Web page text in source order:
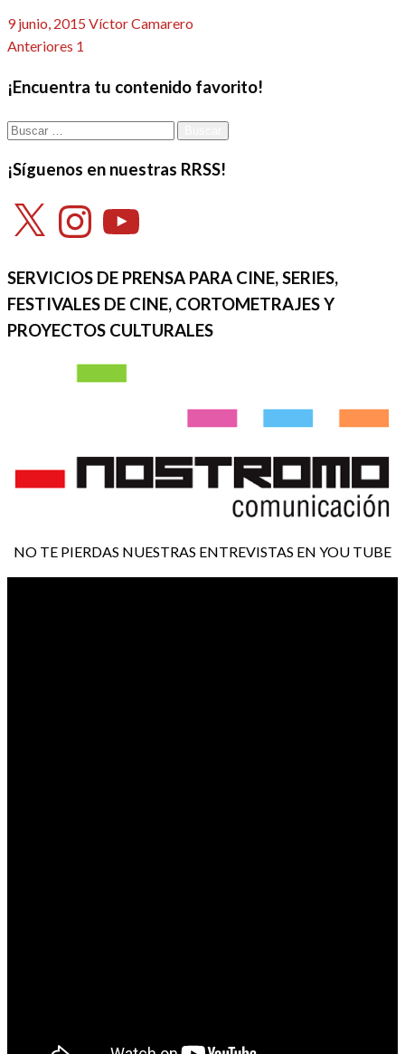
Publicado
el
9 junio, 2015Víctor Camarero
Paginación
de
entradas
Anteriores 1
¡Encuentra tu contenido favorito!
Buscar:
¡Síguenos en nuestras RRSS!
X InstagramYouTube
SERVICIOS DE PRENSA PARA CINE, SERIES,
FESTIVALES DE CINE, CORTOMETRAJES Y
PROYECTOS CULTURALES
NO TE PIERDAS NUESTRAS ENTREVISTAS EN YOU TUBE